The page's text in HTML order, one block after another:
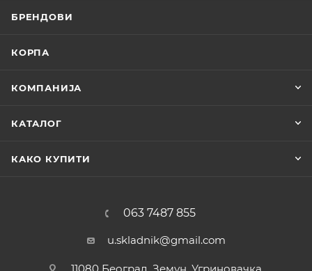
БРЕНДОВИ
КОРПА
КОМПАНИЈА
КАТАЛОГ
КАКО КУПИТИ
063 7487 855
u.skladnik@gmail.com